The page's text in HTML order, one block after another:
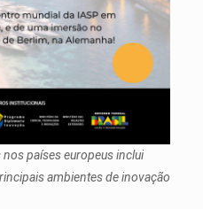
países europeus inclui
ambientes de inovação